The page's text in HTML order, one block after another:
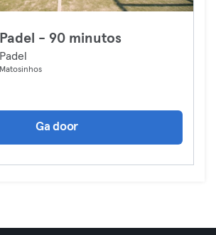
Padel - 90 minutos
Padel
Matosinhos
Ga door